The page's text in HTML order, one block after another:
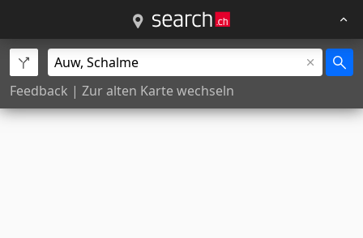
Feedback | Zur alten Karte wechseln